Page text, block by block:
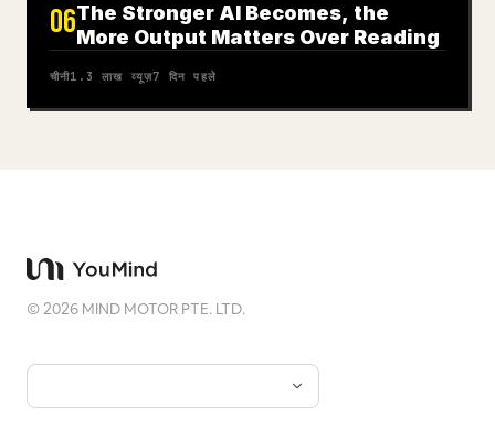
06The Stronger AI Becomes, the
More Output Matters Over Reading
चीनी1.3 लाख व्यूज़7 दिन पहले
©2026 MIND MOTOR PTE. LTD.